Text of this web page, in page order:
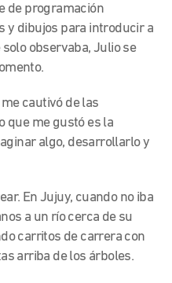
de programación
y dibujos para introducir a
observaba, Julio se
me cautivó de las
que me gustó es la
algo, desarrollarlo y
En Jujuy, cuando no iba
a un río cerca de su
carritos de carrera con
arriba de los árboles.